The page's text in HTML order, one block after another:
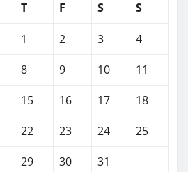
T F S S
1 2 3
4
8 9 10
11
15 16 17
18
22 23 24
25
29 30 31